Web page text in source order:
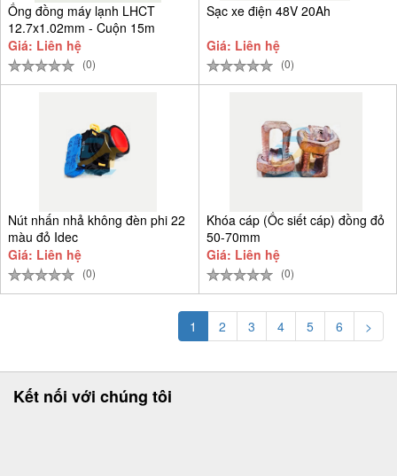
Ống đồng máy lạnh LHCT
12.7x1.02mm - Cuộn 15m
Giá: Liên hệ
(0)
Sạc xe điện 48V 20Ah
Giá: Liên hệ
(0)
Nút nhấn nhả không đèn phi 22
màu đỏ Idec
Giá: Liên hệ
(0)
Khóa cáp (Ốc siết cáp) đồng đỏ
50-70mm
Giá: Liên hệ
(0)
1 2 3 4 5 6 >
Kết nối với chúng tôi